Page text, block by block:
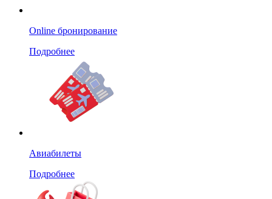
Online бронирование
Подробнее
Авиабилеты
Подробнее